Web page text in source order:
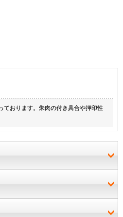
ております。朱肉の付き具合や押印性